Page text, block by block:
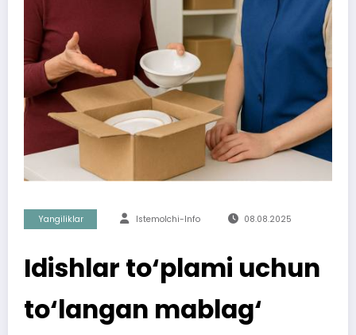
Yangiliklar Istemolchi-Info 08.08.2025
Idishlar to‘plami uchun
to‘langan mablag‘